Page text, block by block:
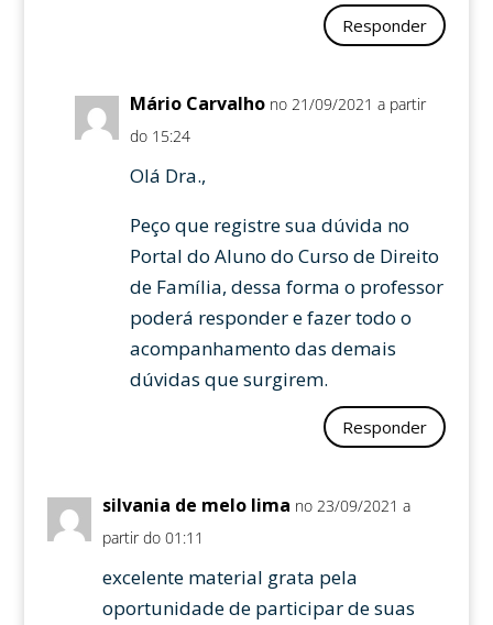
Responder
Mário Carvalho no 21/09/2021 a partir
do 15:24
Olá Dra.,
Peço que registre sua dúvida no
Portal do Aluno do Curso de Direito
de Família, dessa forma o professor
poderá responder e fazer todo o
acompanhamento das demais
dúvidas que surgirem.
Responder
silvania de melo lima no 23/09/2021 a
partir do 01:11
excelente material grata pela
oportunidade de participar de suas